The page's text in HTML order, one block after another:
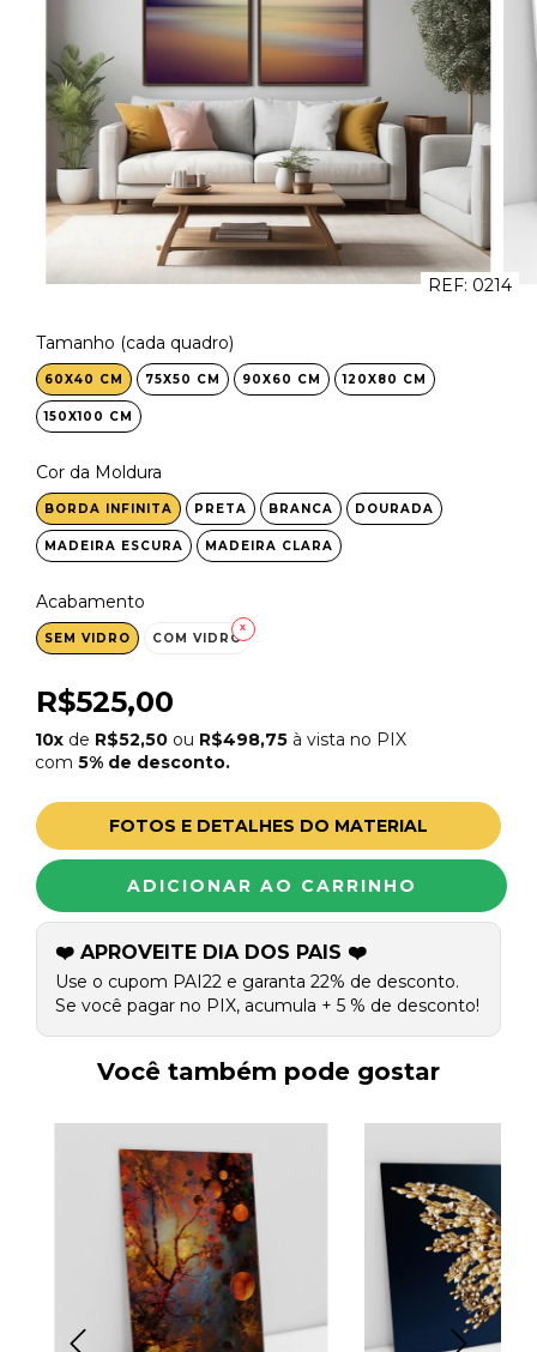
REF: 0214
Tamanho (cada quadro)
60X40 CM 75X50 CM 90X60 CM 120X80 CM
150X100 CM
Cor da Moldura
BORDA INFINITA PRETA BRANCA DOURADA
MADEIRA ESCURA MADEIRA CLARA
Acabamento
SEM VIDRO COM VIDRO
R$525,00
10x de R$52,50 ou R$498,75 à vista no PIX
com 5% de desconto.
FOTOS E DETALHES DO MATERIAL
❤️ APROVEITE DIA DOS PAIS ❤️
Use o cupom PAI22 e garanta 22% de desconto.
Se você pagar no PIX, acumula + 5 % de desconto!
Você também pode gostar